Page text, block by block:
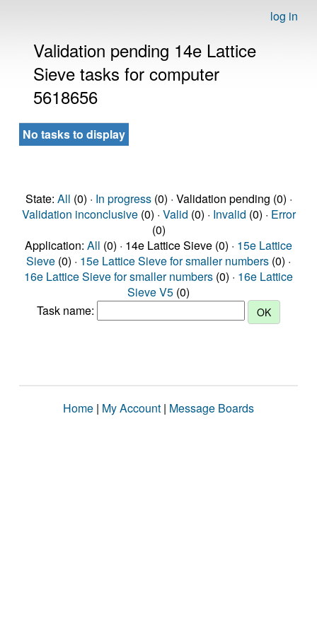
log in
Validation pending 14e Lattice
Sieve tasks for computer
5618656
No tasks to display
State: All (0) · In progress(0) · Validation pending (0) ·
Validation inconclusive(0) · Valid (0) · Invalid (0) · Error
(0)
Application: All (0) · 14e Lattice Sieve (0) · 15e Lattice
Sieve (0) · 15e Lattice Sieve for smaller numbers (0) ·
16e Lattice Sieve for smaller numbers (0) · 16e Lattice
Sieve V5 (0)
Task name:
Home | My Account | Message Boards